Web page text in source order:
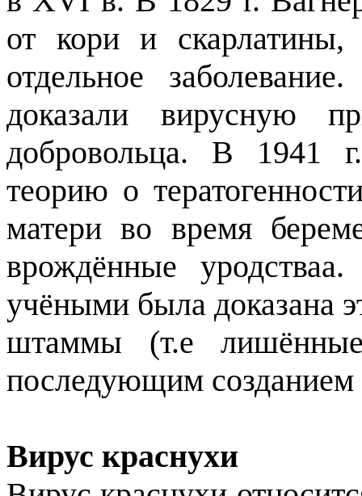
от кори и
отдельное
доказали вирусную
добровольца. В 1941
теорию о
матери во время
врождённые
учёными была доказана
штаммы (т.е
последующим
Вирус краснухи